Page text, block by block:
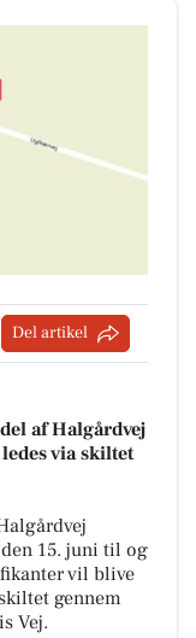
Del artikel
af Halgårdvej
via skiltet
15. juni til og
vil blive
gennem
Vej.